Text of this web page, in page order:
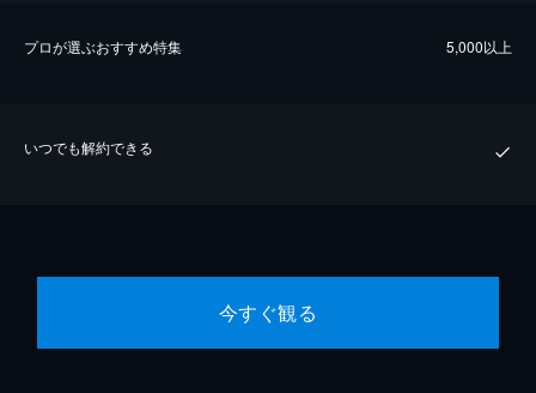
プロが選ぶおすすめ特集 5,000以上
いつでも解約できる
今すぐ観る